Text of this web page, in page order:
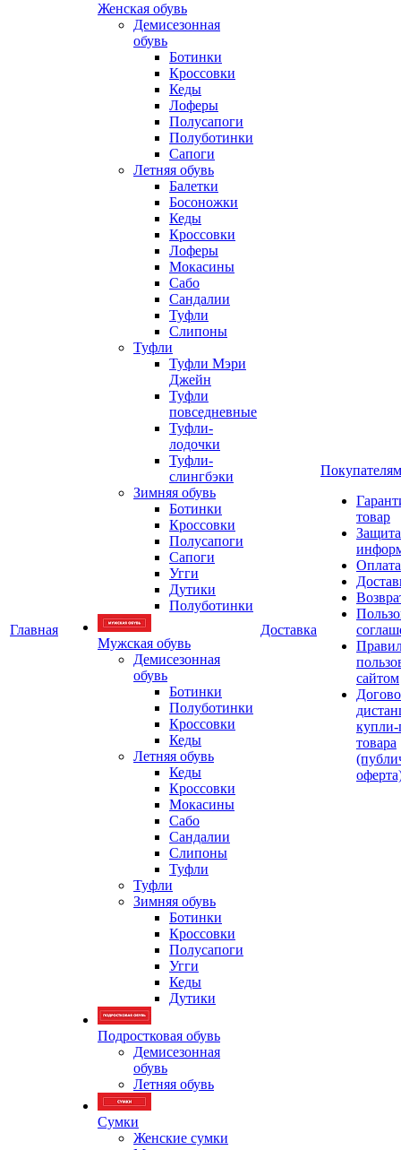
Главная
Женская обувь
Демисезонная
обувь
Ботинки
Кроссовки
Кеды
Лоферы
Полусапоги
Полуботинки
Сапоги
Летняя обувь
Балетки
Босоножки
Кеды
Кроссовки
Лоферы
Мокасины
Сабо
Сандалии
Туфли
Слипоны
Туфли
Туфли Мэри
Джейн
Туфли
повседневные
Туфли-
лодочки
Туфли-
слингбэки
Зимняя обувь
Ботинки
Кроссовки
Полусапоги
Сапоги
Угги
Дутики
Полуботинки
Мужская обувь
Демисезонная
обувь
Ботинки
Полуботинки
Кроссовки
Кеды
Летняя обувь
Кеды
Кроссовки
Мокасины
Сабо
Сандалии
Слипоны
Туфли
Туфли
Зимняя обувь
Ботинки
Кроссовки
Полусапоги
Угги
Кеды
Дутики
Подростковая обувь
Демисезонная
обувь
Летняя обувь
Сумки
Женские сумки
Доставка
Покупателям
товар
Защита
Оплата
сайтом
товара